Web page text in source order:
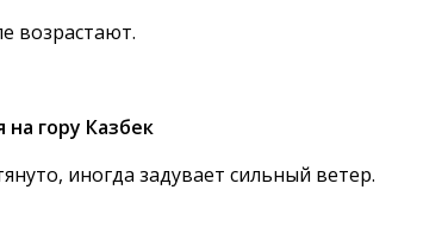
возрастают.
гору Казбек
иногда задувает сильный ветер.